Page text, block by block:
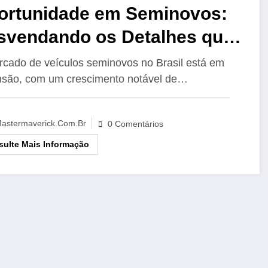
em Seminovos:
os Detalhes que
Garantir um Bom
de veículos seminovos no Brasil está em
com um crescimento notável de…
0 Comentários
Mais Informação